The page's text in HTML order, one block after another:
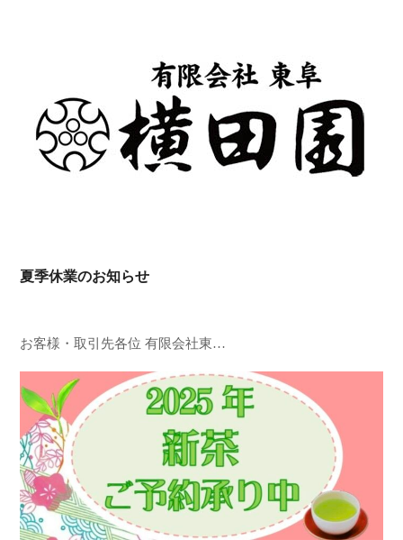
夏季休業のお知らせ
お客様・取引先各位 有限会社東…